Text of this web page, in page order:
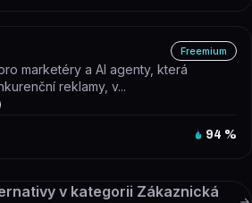
Freemium
marketéry a AI agenty, která
reklamy, v...
94 %
v kategorii Zákaznická